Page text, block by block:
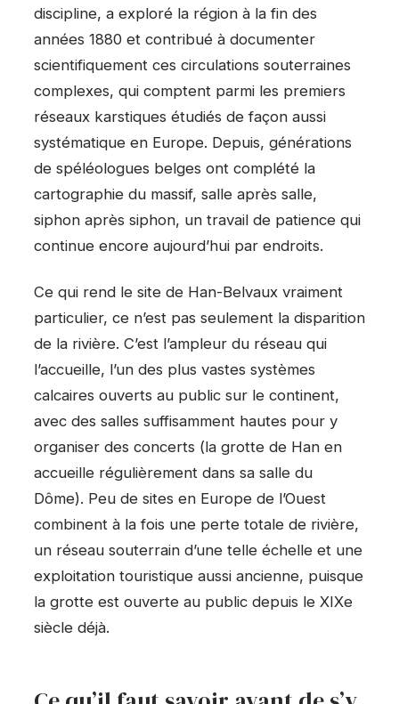
discipline, a exploré la région à la fin des
années 1880 et contribué à documenter
scientifiquement ces circulations souterraines
complexes, qui comptent parmi les premiers
réseaux karstiques étudiés de façon aussi
systématique en Europe. Depuis, générations
de spéléologues belges ont complété la
cartographie du massif, salle après salle,
siphon après siphon, un travail de patience qui
continue encore aujourd’hui par endroits.
Ce qui rend le site de Han-Belvaux vraiment
particulier, ce n’est pas seulement la disparition
de la rivière. C’est l’ampleur du réseau qui
l’accueille, l’un des plus vastes systèmes
calcaires ouverts au public sur le continent,
avec des salles suffisamment hautes pour y
organiser des concerts (la grotte de Han en
accueille régulièrement dans sa salle du
Dôme). Peu de sites en Europe de l’Ouest
combinent à la fois une perte totale de rivière,
un réseau souterrain d’une telle échelle et une
exploitation touristique aussi ancienne, puisque
la grotte est ouverte au public depuis le XIXe
siècle déjà.